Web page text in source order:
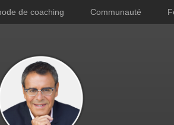
de coaching Communauté